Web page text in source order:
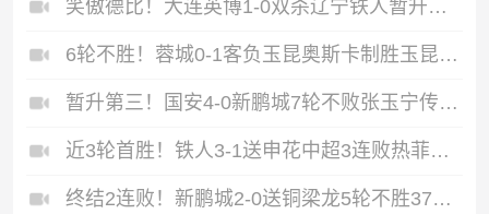
笑傲德比！大连英博1-0双杀辽宁铁人暂升第2斯坦丘远射制胜
6轮不胜！蓉城0-1客负玉昆奥斯卡制胜玉昆暂第三蓉城全场1射正
暂升第三！国安4-0新鹏城7轮不败张玉宁传射达万双响法比奥破门
近3轮首胜！铁人3-1送申花中超3连败热菲尼奥双响邦本宜裕传射
终结2连败！新鹏城2-0送铜梁龙5轮不胜37岁姜至鹏破门韦斯利建功